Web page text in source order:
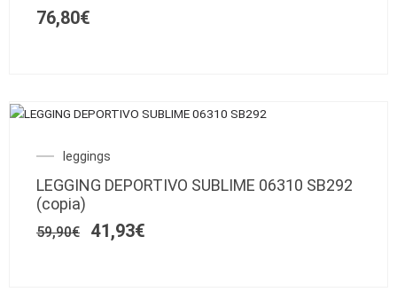
en
de
76,80€
Este
múltiples
leggings
LEGGING DEPORTIVO SUBLIME 06310 SB292
(copia)
59,90€
El
precio
original
59,90€.
41,93€
precio
actual